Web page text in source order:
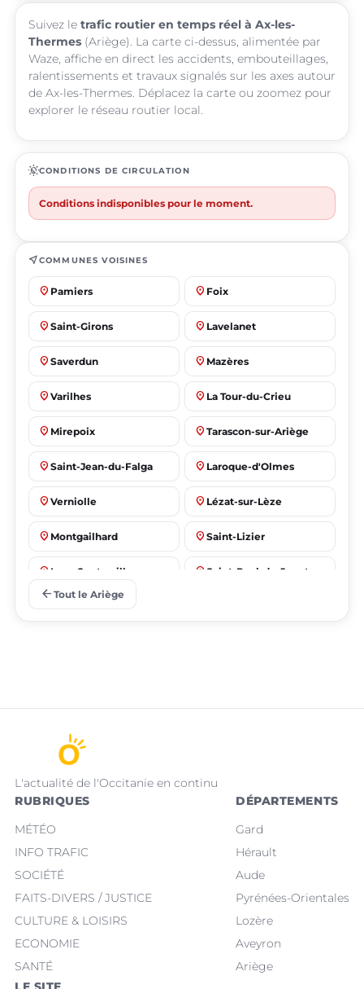
Suivez le trafic routier en temps réel à Ax-les-
Thermes (Ariège). La carte ci-dessus, alimentée par
Waze, affiche en direct les accidents, embouteillages,
ralentissements et travaux signalés sur les axes autour
de Ax-les-Thermes. Déplacez la carte ou zoomez pour
explorer le réseau routier local.
routineCONDITIONS DE CIRCULATION
Conditions indisponibles pour le moment.
near_meCOMMUNES VOISINES
place Pamiers place Foix
place Saint-Girons place Lavelanet
place Saverdun place Mazères
place Varilhes place La Tour-du-Crieu
place Mirepoix place Tarascon-sur-Ariège
place Saint-Jean-du-Falga place Laroque-d'Olmes
place Verniolle place Lézat-sur-Lèze
place Montgailhard place Saint-Lizier
place Lorp-Sentaraille place Saint-Paul-de-Jarrat
arrow_back Tout le Ariège
L'actualité de l'Occitanie en continu
RUBRIQUES
MÉTÉO
INFO TRAFIC
SOCIÉTÉ
FAITS-DIVERS / JUSTICE
CULTURE & LOISIRS
ECONOMIE
SANTÉ
DÉPARTEMENTS
Gard
Hérault
Aude
Pyrénées-Orientales
Lozère
Aveyron
Ariège